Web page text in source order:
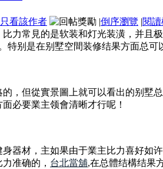
只看該作者 |倒序瀏覽 |閱
力常見的是软装和灯光装潢，并且
特别是在别墅空間装修结果方面总可
的，但從實景圖上就可以看出的别墅
必要業主领會清晰才行呢！
器材，主如果由于業主比力喜好如
准确的， 台北當舖,在总體结構结果